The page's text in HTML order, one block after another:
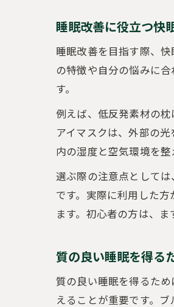
睡眠改善に役立つ快
睡眠改善を目指す際、
の特徴や自分の悩みに
す。
例えば、低反発素材の
アイマスクは、外部の
内の湿度と空気環境を整
選ぶ際の注意点として
です。実際に利用した
ます。初心者の方は、
質の良い睡眠を得る
質の良い睡眠を得るた
えることが重要です。